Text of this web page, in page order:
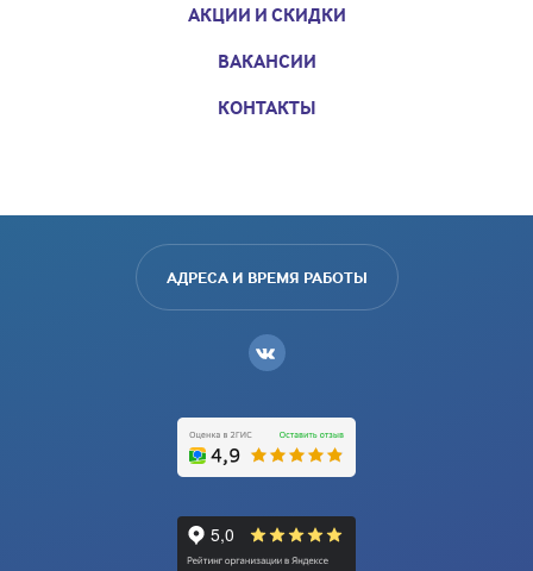
АКЦИИ И СКИДКИ
ВАКАНСИИ
КОНТАКТЫ
АДРЕСА И ВРЕМЯ РАБОТЫ